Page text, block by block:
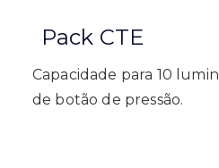
Pack CTE
Capacidade para 10
de botão de pressão.